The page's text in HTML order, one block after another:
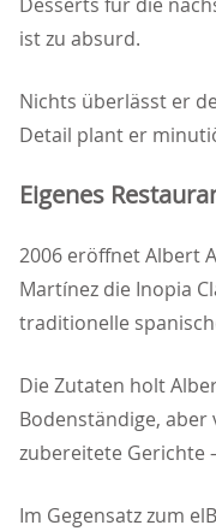
ist zu absurd.
Nichts überlässt er
Detail plant er
Eigenes
2006 eröffnet Albert
Martínez die Inopia
traditionelle
Die Zutaten holt
Bodenständige,
zubereitete Gerichte
Im Gegensatz zum